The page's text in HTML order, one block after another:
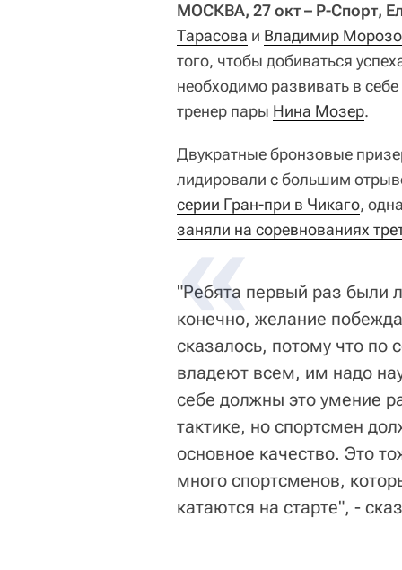
МОСКВА, 27 окт – Р-Спорт,
Тарасова и Владимир
того, чтобы добиваться
необходимо развивать в
тренер пары Нина Мозер.
Двукратные бронзовые
лидировали с большим
серии Гран-при в Чикаго,
заняли на соревнованиях
"Ребята первый раз были
конечно, желание
сказалось, потому что по
владеют всем, им надо
себе должны это умение
тактике, но спортсмен
основное качество. Это
много спортсменов,
катаются на старте", -